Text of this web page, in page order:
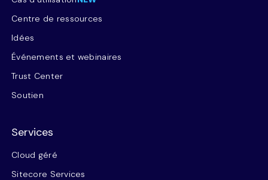
Centre de ressources
Idées
Événements et webinaires
Trust Center
Soutien
Services
Cloud géré
Sitecore Services